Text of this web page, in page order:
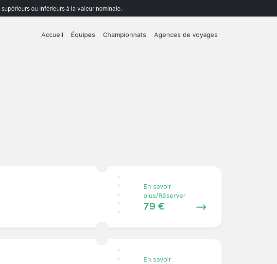
ou inférieurs à la valeur nominale.
Accueil Équipes Championnats Agences de voyages
En savoir
plus/Réserver
79 €
En savoir